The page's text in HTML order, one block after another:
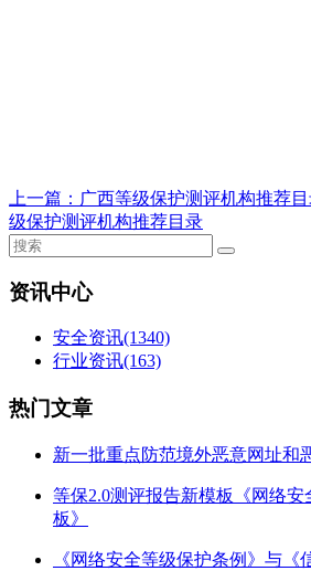
上一篇： 广西等级保护测评机构推荐
级保护测评机构推荐目录
资讯中心
安全资讯(1340)
行业资讯(163)
热门文章
新一批重点防范境外恶意网址和
等保2.0测评报告新模板《网络
板》
《网络安全等级保护条例》与《